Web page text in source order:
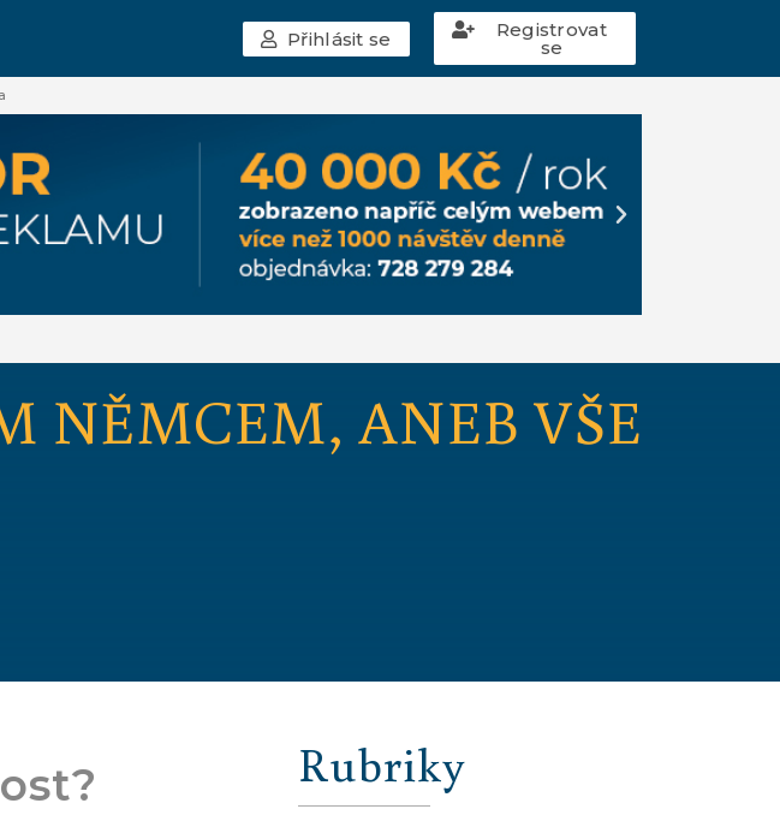
Přihlásit se Registrovat
se
NĚMCEM, ANEB VŠE
Rubriky